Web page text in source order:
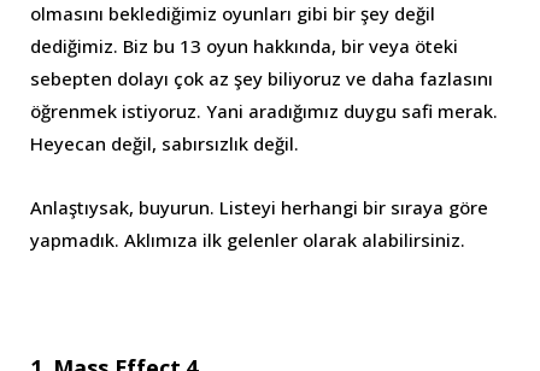
olmasını beklediğimiz oyunları gibi bir şey değil
dediğimiz. Biz bu 13 oyun hakkında, bir veya öteki
sebepten dolayı çok az şey biliyoruz ve daha fazlasını
öğrenmek istiyoruz. Yani aradığımız duygu safi merak.
Heyecan değil, sabırsızlık değil.
Anlaştıysak, buyurun. Listeyi herhangi bir sıraya göre
yapmadık. Aklımıza ilk gelenler olarak alabilirsiniz.